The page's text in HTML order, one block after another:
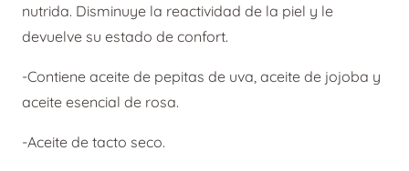
nutrida. Disminuye la reactividad de la piel y le
devuelve su estado de confort.
-Contiene aceite de pepitas de uva, aceite de jojoba y
aceite esencial de rosa.
-Aceite de tacto seco.